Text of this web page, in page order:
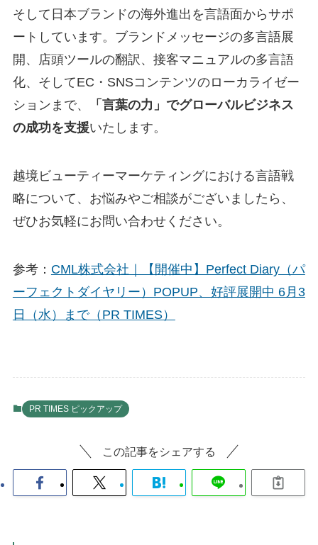
そして日本ブランドの海外進出を言語面からサポ
ートしています。ブランドメッセージの多言語展
開、店頭ツールの翻訳、接客マニュアルの多言語
化、そしてEC・SNSコンテンツのローカライゼー
ションまで、
「言葉の力」でグローバルビジネス
の成功を支援いたします。
越境ビューティーマーケティングにおける言語戦
略について、お悩みやご相談がございましたら、
ぜひお気軽にお問い合わせください。
参考： CML株式会社｜【開催中】Perfect Diary（パ
ーフェクトダイヤリー）POPUP、好評展開中 6月3
日（水）まで（PR TIMES）
PR TIMES ピックアップ
この記事をシェアする